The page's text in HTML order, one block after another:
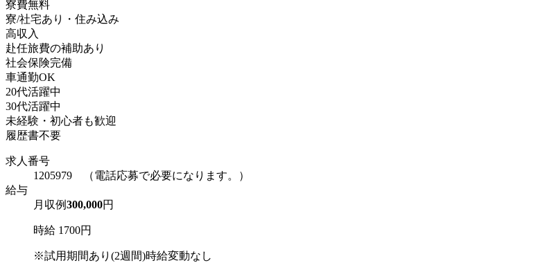
寮費無料
寮/社宅あり・住み込み
高収入
赴任旅費の補助あり
社会保険完備
車通勤OK
20代活躍中
30代活躍中
未経験・初心者も歓迎
履歴書不要
求人番号
1205979 （電話応募で必要になります。）
給与
月収例300,000円
時給 1700円
※試用期間あり(2週間)時給変動なし